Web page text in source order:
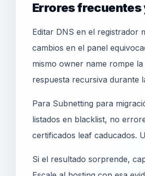
Errores
Editar DNS en el registrador
cambios en el panel
mismo owner name rompe
respuesta recursiva durante
Para Subnetting para
listados en blacklist, no
certificados leaf caducados.
Si el resultado sorprende,